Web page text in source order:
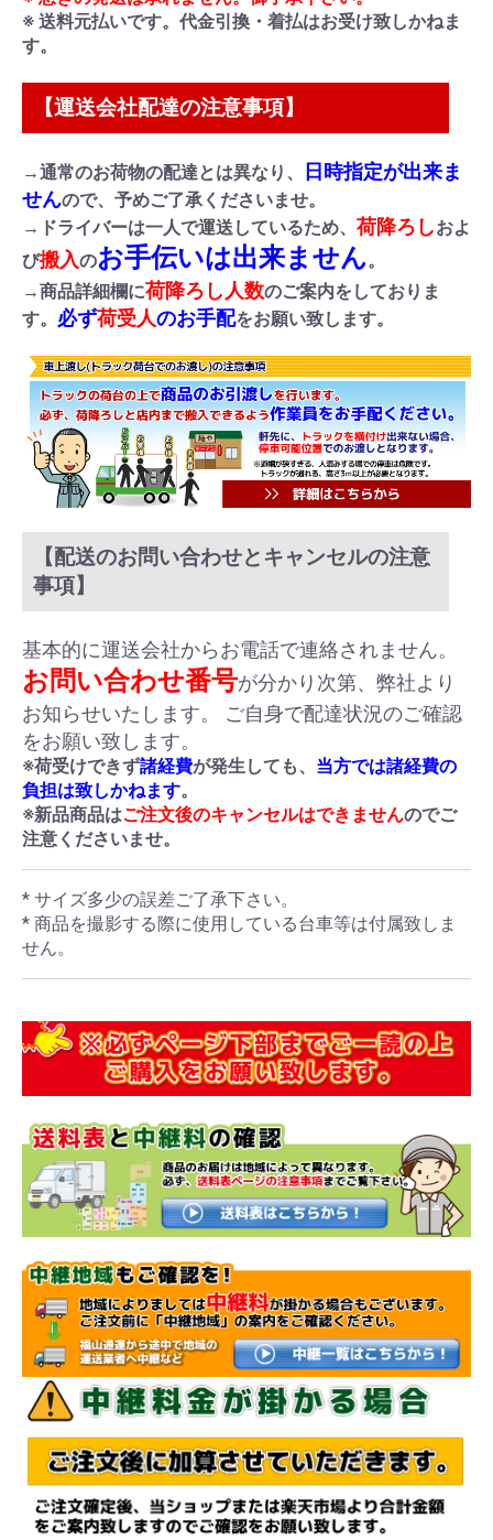
※ 送料元払いです。代金引換・着払はお受け致しかねま
す。
【運送会社配達の注意事項】
→通常のお荷物の配達とは異なり、
日時指定が出来ま
せんので、予めご了承くださいませ。
→ドライバーは一人で運送しているため、 荷降ろしおよ
び搬入のお手伝いは出来ません。
→商品詳細欄に荷降ろし人数のご案内をしておりま
す。 必ず荷受人のお手配をお願い致します。
【配送のお問い合わせとキャンセルの注意
事項】
基本的に運送会社からお電話で連絡されません。
お問い合わせ番号が分かり次第、弊社より
お知らせいたします。 ご自身で配達状況のご確認
をお願い致します。
※荷受けできず諸経費が発生しても、 当方では諸経費の
負担は致しかねます。
※新品商品はご注文後のキャンセルはできませんのでご
注意くださいませ。
* サイズ多少の誤差ご了承下さい。
* 商品を撮影する際に使用している台車等は付属致しま
せん。